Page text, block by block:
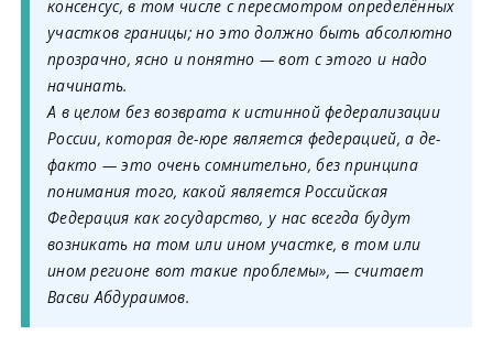
консенсус, в том числе с пересмотром определённых
участков границы; но это должно быть абсолютно
прозрачно, ясно и понятно — вот с этого и надо
начинать.
А в целом без возврата к истинной федерализации
России, которая де-юре является федерацией, а де-
факто — это очень сомнительно, без принципа
понимания того, какой является Российская
Федерация как государство, у нас всегда будут
возникать на том или ином участке, в том или
ином регионе вот такие проблемы», — считает
Васви Абдураимов.